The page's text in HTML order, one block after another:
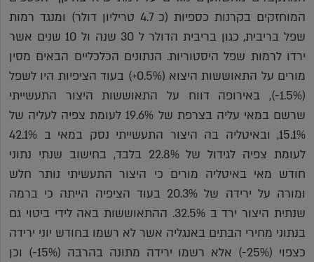
המוחזקים בקרנות כספיות (כ 4.7 טריליון דולר) ומנגד רמות
שפל בריבית, כגון בריבית הדולר ל 30 שנה ול 10 שנים אשר
ירדו לרמות שפל היסטוריות. הנתונים הכלכליים הבאים מסין
מורים על התאוששות היצוא (0.5%+) בעוד הציפיות היו לשפל
(1.5%-), באירופה דווח על התאוששות היצור התעשייתי
שרשם במאי עליה בצרפת של 19.6% לעומת צפיה לעליה של
15.1%, ובאיטליה בה היצור התעשייתי נסק במאי ב 42.1%
לעומת צפיה לגידול של 22.8% בלבד, בחישוב שנתי נתוני
חודש מאי באיטליה מורים כי היצור התעשיתי נותר חלש
ומורה על ירידה של 20.3% בעוד הציפיה הייתה כי ברמה
שנתית היצור ירד ב 32.5%. ההתאוששות באה לידי ביטוי גם
בנתוני מחירי הבתים באנגליה אשר לא רשמו בחודש יוני ירידה
כצפוי (25%-) אלא רשמו ירידה מתונה בהרבה (15%-) וכן